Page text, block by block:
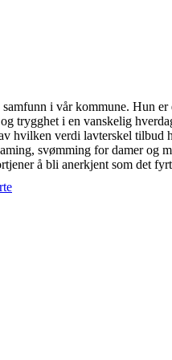
i vår kommune.
trygghet i en vanskelig
hvilken verdi lavterskel
svømming for damer
å bli anerkjent som det